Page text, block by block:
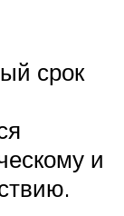
срок
и